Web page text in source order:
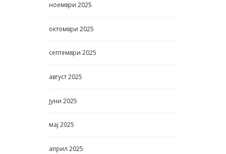
ноември 2025
октомври 2025
септември 2025
август2025
јуни 2025
мај 2025
април 2025